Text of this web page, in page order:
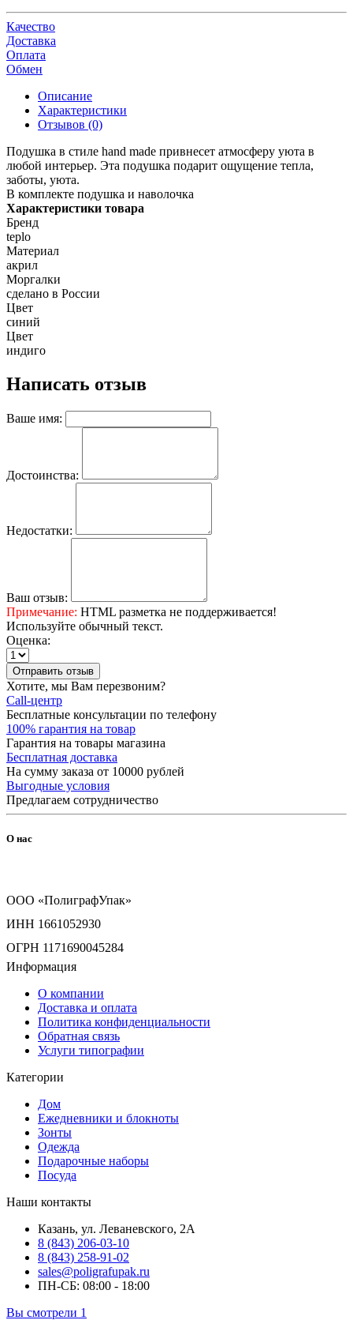
Качество
Доставка
Оплата
Обмен
Описание
Характеристики
Отзывов (0)
Подушка в стиле hand made привнесет атмосферу уюта в
любой интерьер. Эта подушка подарит ощущение тепла,
заботы, уюта.
В комплекте подушка и наволочка
Характеристики товара
Бренд
teplo
Материал
акрил
Моргалки
сделано в России
Цвет
синий
Цвет
индиго
Написать отзыв
Ваше имя:
Достоинства:
Недостатки:
Ваш отзыв:
Примечание: HTML разметка не поддерживается!
Используйте обычный текст.
Оценка:
Отправить отзыв
Хотите, мы Вам перезвоним?
Call-центр
Бесплатные консультации по телефону
100% гарантия на товар
Гарантия на товары магазина
Бесплатная доставка
На сумму заказа от 10000 рублей
Выгодные условия
Предлагаем сотрудничество
О нас
ООО «ПолиграфУпак»
ИНН 1661052930
ОГРН 1171690045284
Информация
О компании
Доставка и оплата
Политика конфиденциальности
Обратная связь
Услуги типографии
Категории
Дом
Ежедневники и блокноты
Зонты
Одежда
Подарочные наборы
Посуда
Наши контакты
Казань, ул. Леваневского, 2А
8 (843) 206-03-10
8 (843) 258-91-02
sales@poligrafupak.ru
ПН-СБ: 08:00 - 18:00
Вы смотрели 1